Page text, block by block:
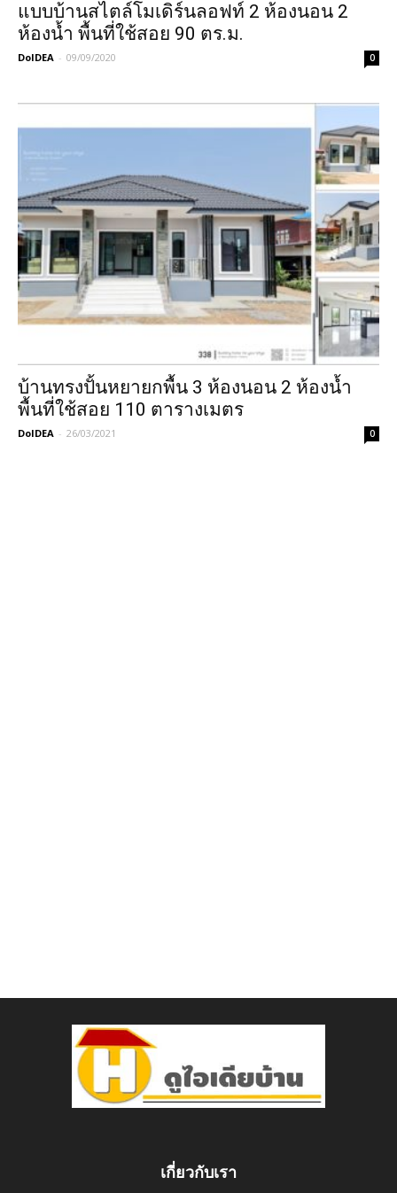
แบบบ้านสไตล์โมเดิร์นลอฟท์ 2 ห้องนอน 2
ห้องน้ำ พื้นที่ใช้สอย 90 ตร.ม.
DoIDEA - 09/09/2020 0
บ้านทรงปั้นหยายกพื้น 3 ห้องนอน 2 ห้องน้ำ
พื้นที่ใช้สอย 110 ตารางเมตร
DoIDEA - 26/03/2021 0
เกี่ยวกับเรา